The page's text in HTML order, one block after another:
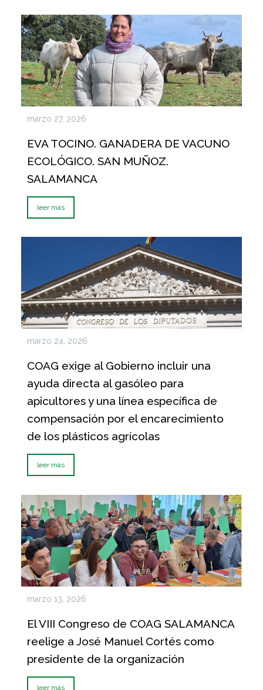
marzo 27, 2026
EVA TOCINO. GANADERA DE VACUNO
ECOLÓGICO. SAN MUÑOZ.
SALAMANCA
leer más
marzo 24, 2026
COAG exige al Gobierno incluir una
ayuda directa al gasóleo para
apicultores y una línea específica de
compensación por el encarecimiento
de los plásticos agrícolas
leer más
marzo 13, 2026
El VIII Congreso de COAG SALAMANCA
reelige a José Manuel Cortés como
presidente de la organización
leer más